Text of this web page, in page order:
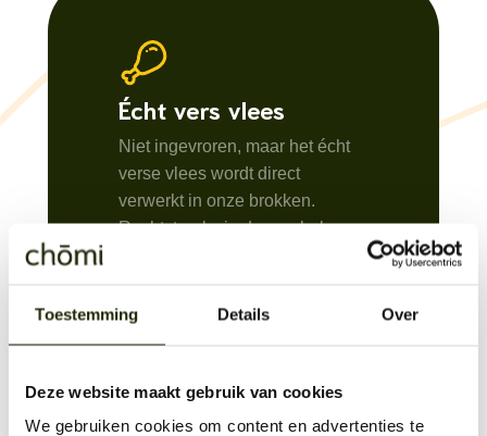
Toestemming Details Over
Deze website maakt gebruik van cookies
We gebruiken cookies om content en advertenties te
Écht vers vlees
Niet ingevroren, maar het écht
verse vlees wordt direct
verwerkt in onze brokken.
Rechtstreeks in de voerbak van
Graan- en glutenvrij
Goed verteerbaar en lief voor de